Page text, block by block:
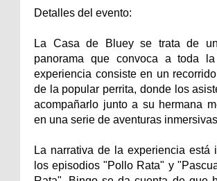
Detalles del evento:
La Casa de Bluey se trata de
panorama que convoca a toda
experiencia consiste en un
de la popular perrita, donde los
acompañarlo junto a su hermana
en una serie de aventuras
La narrativa de la experiencia está
los episodios "Pollo Rata" y